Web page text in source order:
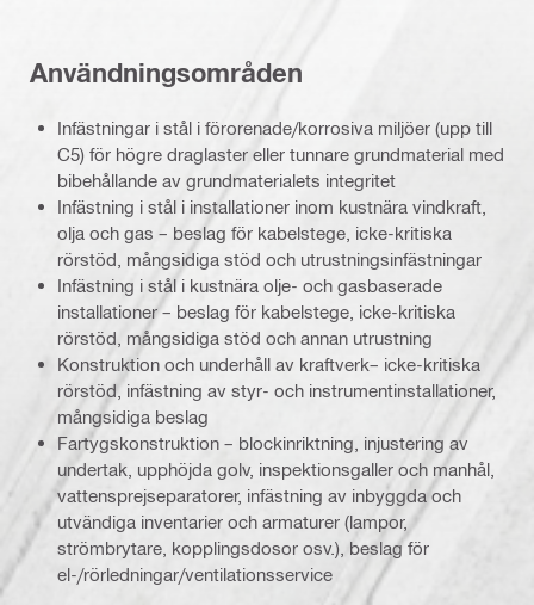
Användningsområden
Infästningar i stål i förorenade/korrosiva miljöer (upp till
C5) för högre draglaster eller tunnare grundmaterial med
bibehållande av grundmaterialets integritet
Infästning i stål i installationer inom kustnära vindkraft,
olja och gas – beslag för kabelstege, icke-kritiska
rörstöd, mångsidiga stöd och utrustningsinfästningar
Infästning i stål i kustnära olje- och gasbaserade
installationer – beslag för kabelstege, icke-kritiska
rörstöd, mångsidiga stöd och annan utrustning
Konstruktion och underhåll av kraftverk– icke-kritiska
rörstöd, infästning av styr- och instrumentinstallationer,
mångsidiga beslag
Fartygskonstruktion – blockinriktning, injustering av
undertak, upphöjda golv, inspektionsgaller och manhål,
vattensprejseparatorer, infästning av inbyggda och
utvändiga inventarier och armaturer (lampor,
strömbrytare, kopplingsdosor osv.), beslag för
el-/rörledningar/ventilationsservice